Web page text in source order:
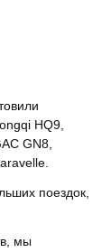
HQ9,
GN8,
поездок,
мы